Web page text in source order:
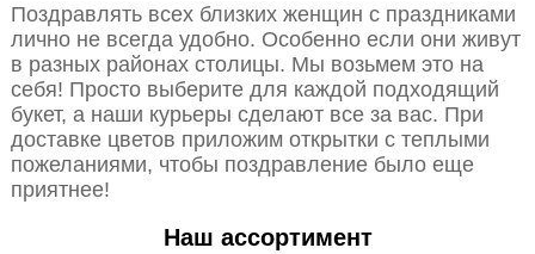
Поздравлять всех близких женщин с праздниками
лично не всегда удобно. Особенно если они живут
в разных районах столицы. Мы возьмем это на
себя! Просто выберите для каждой подходящий
букет, а наши курьеры сделают все за вас. При
доставке цветов приложим открытки с теплыми
пожеланиями, чтобы поздравление было еще
приятнее!
Наш ассортимент